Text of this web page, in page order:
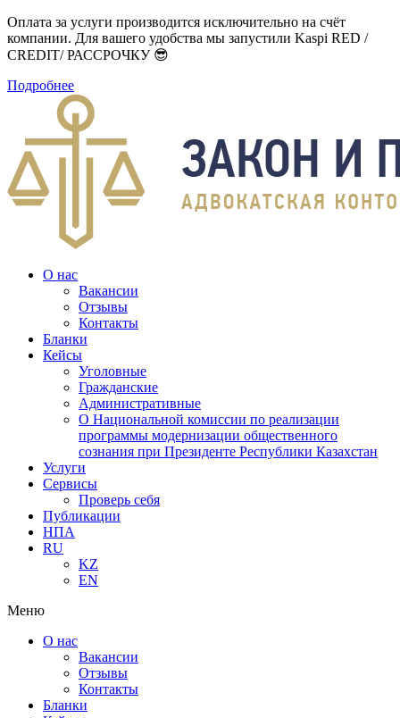
Оплата за услуги производится исключительно на счёт
компании. Для вашего удобства мы запустили Kaspi RED /
CREDIT/ РАССРОЧКУ 😎
Подробнее
О нас
Вакансии
Отзывы
Контакты
Бланки
Кейсы
Уголовные
Гражданские
Административные
О Национальной комиссии по реализации
программы модернизации общественного
сознания при Президенте Республики Казахстан
Услуги
Сервисы
Проверь себя
Публикации
НПА
RU
KZ
EN
Меню
О нас
Вакансии
Отзывы
Контакты
Бланки